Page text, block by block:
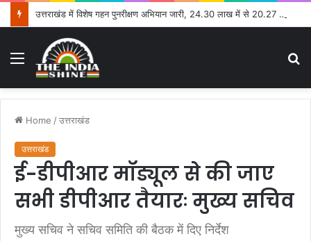
उत्तराखंड में विशेष गहन पुनरीक्षण अभियान जारी, 24.30 लाख में से 20.27 लाख मतदाताओं तक पहुंचे नोटिस: सीईओ
Menu
Home /उत्तराखंड
उत्तराखंड
ई-डीपीआर मॉड्यूल से की जाए
सभी डीपीआर तैयारः मुख्य सचिव
मुख्य सचिव ने सचिव समिति की बैठक में दिए निर्देश